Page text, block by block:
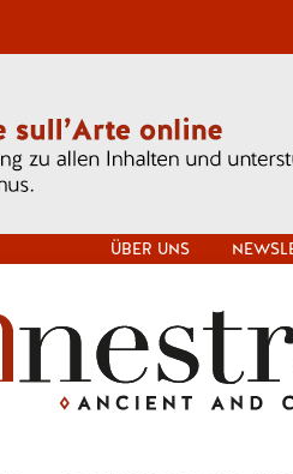
ÜBER UNS